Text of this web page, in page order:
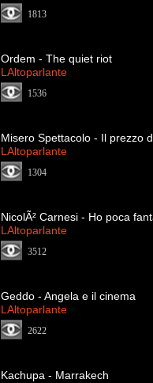
1813
Ordem - The quiet riot
LAltoparlante
1536
Misero Spettacolo - Il prezzo
LAltoparlante
1304
NicolÃ² Carnesi - Ho poca
LAltoparlante
3512
Geddo - Angela e il cinema
LAltoparlante
2622
Kachupa - Marrakech